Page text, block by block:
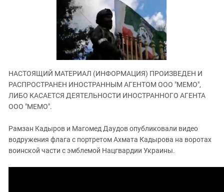
ЗАСТАВЛЯЕТ
КАВКАЗ ЗА ПАЛЕСТИНУ
ИНАКОМЫСЛИЕ В ЧЕЧНЕ
ПРЕСЛЕДОВАНИЕ АКТИВИСТОВ
МОБИЛИЗАЦИЯ И ПРОТЕСТЫ
Кабардино-Балкария
Карачаево-Черкесия
Краснодарский край
Нагорный Карабах
Ростовская область
Северная Осетия - Алания
НАСТОЯЩИЙ МАТЕРИАЛ (ИНФОРМАЦИЯ) ПРОИЗВЕДЕН И
РАСПРОСТРАНЕН ИНОСТРАННЫМ АГЕНТОМ ООО "МЕМО",
ЛИБО КАСАЕТСЯ ДЕЯТЕЛЬНОСТИ ИНОСТРАННОГО АГЕНТА
ООО "МЕМО".
Рамзан Кадыров и Магомед Даудов опубликовали видео
водружения флага с портретом Ахмата Кадырова на воротах
воинской части с эмблемой Нацгвардии Украины.